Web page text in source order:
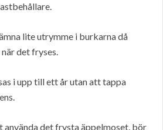
lite utrymme i burkarna då
det fryses.
i upp till ett år utan att tappa
använda det frysta äppelmoset, bör